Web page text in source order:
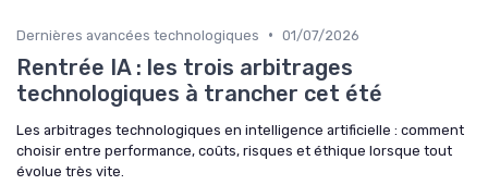
Dernières avancées technologiques • 01/07/2026
Rentrée IA : les trois arbitrages
technologiques à trancher cet été
Les arbitrages technologiques en intelligence artificielle : comment
choisir entre performance, coûts, risques et éthique lorsque tout
évolue très vite.